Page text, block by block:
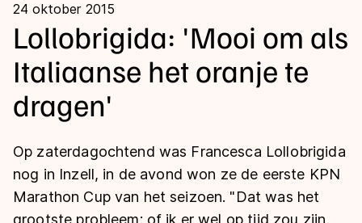
Kalender
Disciplines
Marathon
Shorttrack
Inlineskaten
Uitslagen
Langebaan
Shorttrack
Marathon
Tijden & historie
Ranglijsten Langebaan
24 oktober 2015
Lollobrigida: 'Mooi om als
Italiaanse het oranje te
dragen'
Op zaterdagochtend was Francesca Lollobrigida
nog in Inzell, in de avond won ze de eerste KPN
Marathon Cup van het seizoen. "Dat was het
grootste probleem: of ik er wel op tijd zou zijn,